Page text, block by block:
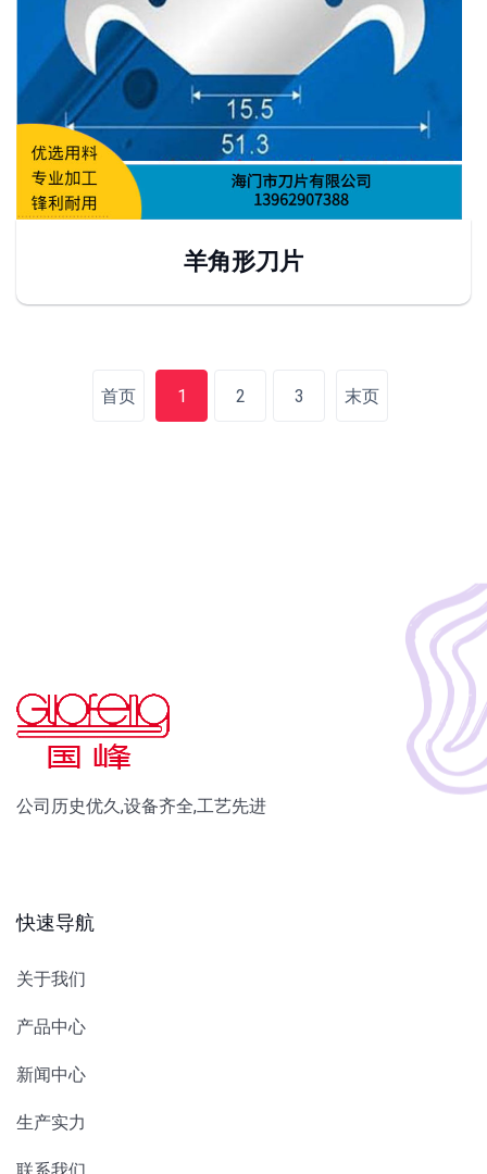
羊角形刀片
首页 1 2 3 末页
公司历史优久,设备齐全,工艺先进
快速导航
关于我们
产品中心
新闻中心
生产实力